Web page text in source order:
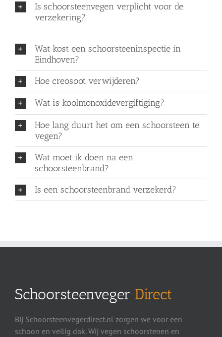
Is schoorsteenvegen verplicht voor de
verzekering?
Wat kost een schoorsteeninspectie in
Eindhoven?
Hoe creosoot verwijderen?
Wat is koolmonoxidevergiftiging?
Hoe lang duurt het om een schoorsteen te
vegen?
Wat moet ik doen na een
schoorsteenbrand?
Is een schoorsteenbrand verzekerd?
Schoorsteenveger Direct
Bij Schoorsteenvegerdirect.nl zorgen we voor een
schoon en veilig dak. Wij vegen schoorstenen en